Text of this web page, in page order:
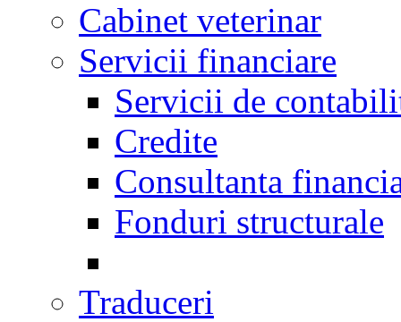
Cabinet veterinar
Servicii financiare
Servicii de
Credite
Consultanta
Fonduri structurale
Traduceri